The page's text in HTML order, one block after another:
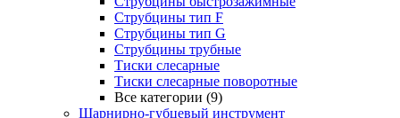
Струбцины тип F
Струбцины тип G
Струбцины трубные
Тиски слесарные
Тиски слесарные поворотные
Все категории (9)
Шарнирно-губцевый инструмент